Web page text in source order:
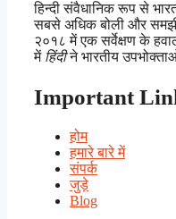
हिन्दी संवैधानिक रूप से
सबसे अधिक बोली और
२०१८ में एक सर्वेक्षण के
में हिंदीने भारतीय
Important
होम
हमारे बारे में
संपर्क
जुड़े
Blog